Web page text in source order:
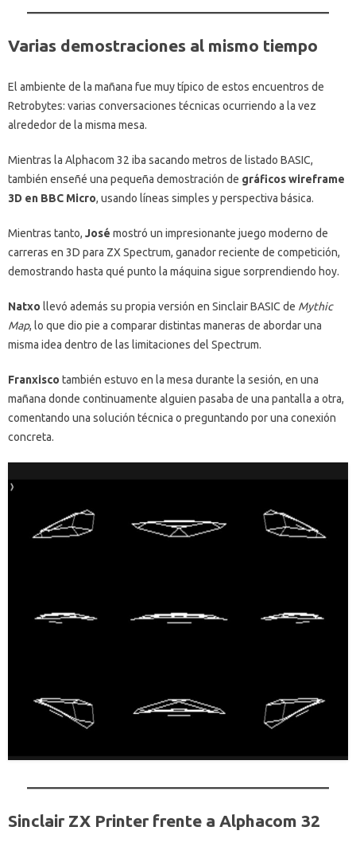
Varias demostraciones al mismo tiempo
El ambiente de la mañana fue muy típico de estos encuentros de
Retrobytes: varias conversaciones técnicas ocurriendo a la vez
alrededor de la misma mesa.
Mientras la Alphacom 32 iba sacando metros de listado BASIC,
también enseñé una pequeña demostración de gráficos wireframe
3D en BBC Micro, usando líneas simples y perspectiva básica.
Mientras tanto, José mostró un impresionante juego moderno de
carreras en 3D para ZX Spectrum, ganador reciente de competición,
demostrando hasta qué punto la máquina sigue sorprendiendo hoy.
Natxo llevó además su propia versión en Sinclair BASIC de Mythic
Map, lo que dio pie a comparar distintas maneras de abordar una
misma idea dentro de las limitaciones del Spectrum.
Franxisco también estuvo en la mesa durante la sesión, en una
mañana donde continuamente alguien pasaba de una pantalla a otra,
comentando una solución técnica o preguntando por una conexión
concreta.
Sinclair ZX Printer frente a Alphacom 32